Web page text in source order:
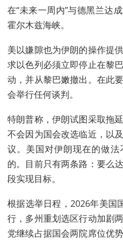
在“未来一周内”与德黑兰达
霍尔木兹海峡。
美以嫌隙也为伊朗的操作提
求以色列必须立即停止在黎
动，并从黎巴嫩撤出。在此
会举行任何谈判。
特朗普称，伊朗试图采取拖
不会因为国会改选临近，以
议。美国对伊朗现在的做
的。目前只有两条路：要么
段实现目标。
根据选举日程，2026年美国
行，多州重划选区行动加剧
党继续占据国会两院席位优